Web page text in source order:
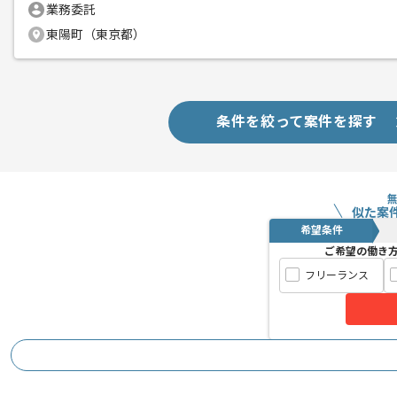
業務委託
東陽町（東京都）
条件を絞って案件を探す
似た案
希望条件
ご希望の働き
フリーランス